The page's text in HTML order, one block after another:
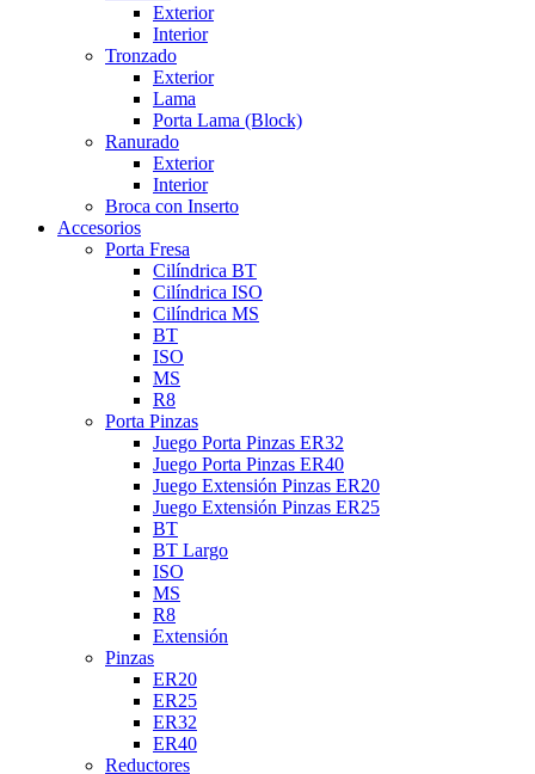
Exterior
Interior
Tronzado
Exterior
Lama
Porta Lama (Block)
Ranurado
Exterior
Interior
Broca con Inserto
Accesorios
Porta Fresa
Cilíndrica BT
Cilíndrica ISO
Cilíndrica MS
BT
ISO
MS
R8
Porta Pinzas
Juego Porta Pinzas ER32
Juego Porta Pinzas ER40
Juego Extensión Pinzas ER20
Juego Extensión Pinzas ER25
BT
BT Largo
ISO
MS
R8
Extensión
Pinzas
ER20
ER25
ER32
ER40
Reductores